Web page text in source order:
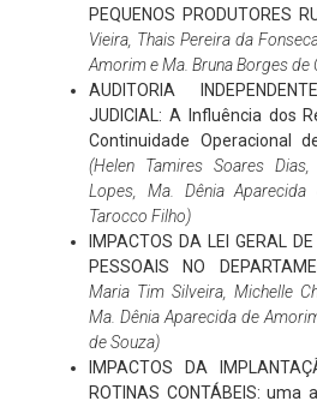
PEQUENOS PRODUTORES
Vieira, Thais Pereira da
Amorim e Ma. Bruna Borges de
AUDITORIA
JUDICIAL: A Influência dos
Continuidade Operacional
(Helen Tamires Soares
Lopes, Ma. Dênia
Tarocco Filho)
IMPACTOS DA LEI GERAL
PESSOAIS NO
Maria Tim Silveira, Michelle
Ma. Dênia Aparecida de
de Souza)
IMPACTOS DA
ROTINAS CONTÁBEIS: